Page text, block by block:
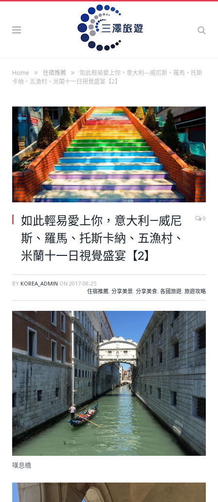
Home » 住宿推薦 »
如此輕易愛上你，意大利—威尼斯、羅馬、托斯
卡納、五漁村、米蘭十一日視覺盛宴【2】
如此輕易愛上你，意大利—威尼
斯、羅馬、托斯卡納、五漁村、
米蘭十一日視覺盛宴【2】
0
BY KOREA_ADMIN ON 2017-08-25
住宿推薦, 分享美景, 分享美食, 各國旅遊, 旅遊攻略
嘆息橋